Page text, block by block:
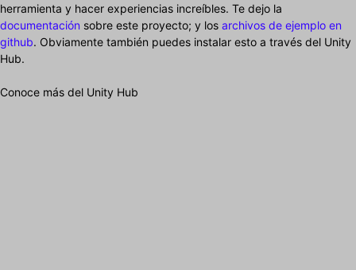
herramienta y hacer experiencias increíbles. Te dejo la
documentación sobre este proyecto; y los archivos de ejemplo en
github. Obviamente también puedes instalar esto a través del Unity
Hub.
Conoce más del Unity Hub